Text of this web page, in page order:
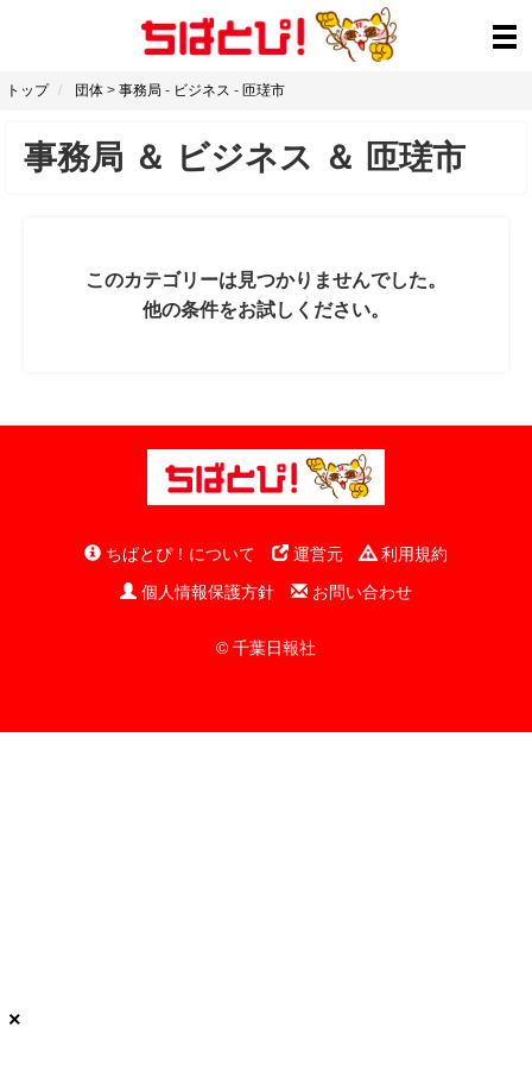
トップ 団体 > 事務局 - ビジネス - 匝瑳市
事務局 ＆ ビジネス ＆ 匝瑳市
このカテゴリーは見つかりませんでした。
他の条件をお試しください。
ちばとぴ！について 運営元
利用規約
個人情報保護方針
お問い合わせ
© 千葉日報社
×